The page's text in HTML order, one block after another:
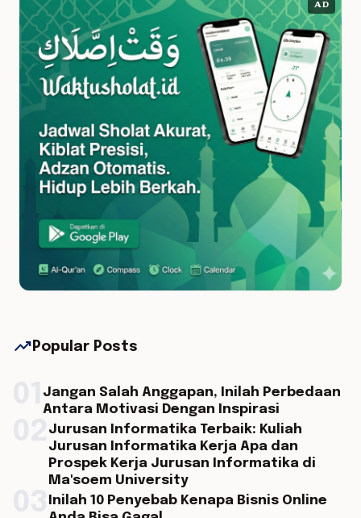
AD
trending_up Popular Posts
Jangan Salah Anggapan, Inilah Perbedaan
Antara Motivasi Dengan Inspirasi
Jurusan Informatika Terbaik: Kuliah
Jurusan Informatika Kerja Apa dan
Prospek Kerja Jurusan Informatika di
Ma'soem University
Inilah 10 Penyebab Kenapa Bisnis Online